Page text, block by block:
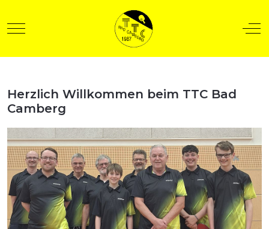
Mobile Menu Toggle
Herzlich Willkommen beim TTC Bad
Camberg
anzeigen